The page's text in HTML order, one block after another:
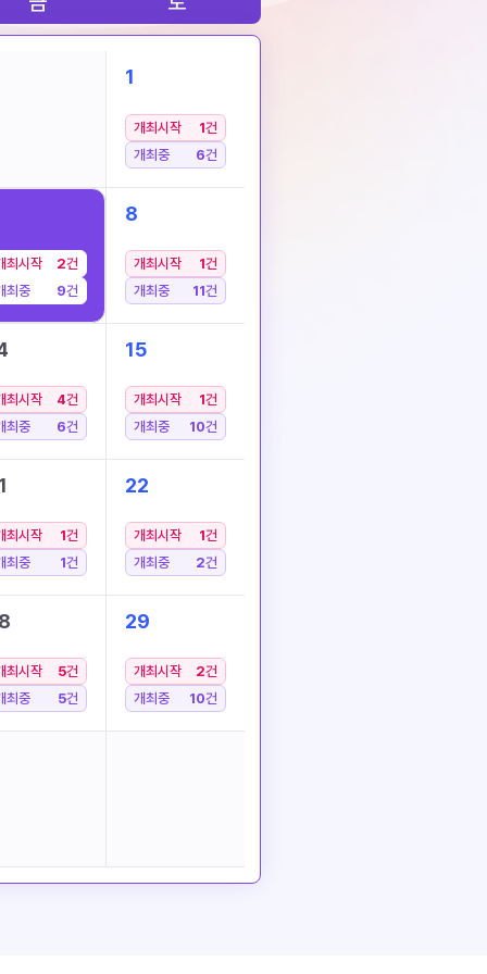
1
개최시작 1건
개최중
6건
최시작 2건
최중
9건
8
개최시작 1건
개최중
11건
최시작 4건
최중
6건
15
개최시작 1건
개최중
10건
최시작 1건
최중
1건
22
개최시작 1건
개최중
2건
최시작 5건
최중
5건
29
개최시작 2건
개최중
10건